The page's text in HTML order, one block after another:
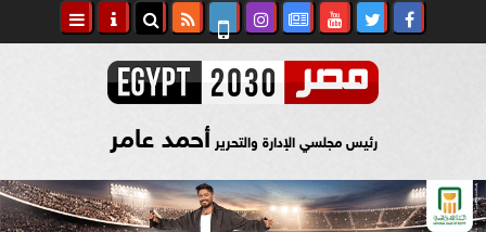
رئيس مجلسي الإدارة والتحرير أحمد عامر